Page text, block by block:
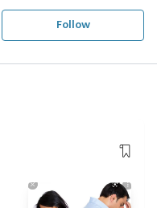
Follow